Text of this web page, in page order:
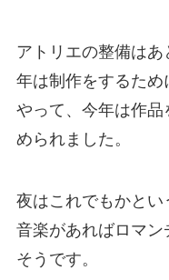
アトリエの整備は
年は制作をするた
やって、今年は作
められました。
夜はこれでもかとい
音楽があればロマン
そうです。